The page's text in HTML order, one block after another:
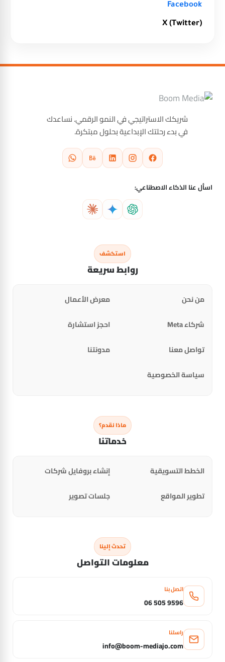
Facebook
X (Twitter)
شريكك الاستراتيجي في النمو الرقمي. نساعدك
في بدء رحلتك الإبداعية بحلول مبتكرة.
اسأل عنا الذكاء الاصطناعي:
استكشف
روابط سريعة
من نحن
معرض الأعمال
شركاء Meta
احجز استشارة
تواصل معنا
مدونتنا
سياسة الخصوصية
ماذا نقدم؟
خدماتنا
الخطط التسويقية
إنشاء بروفايل شركات
تطوير المواقع
جلسات تصوير
تحدث إلينا
معلومات التواصل
اتصل بنا
06 505 9596
راسلنا
info@boom-mediajo.com